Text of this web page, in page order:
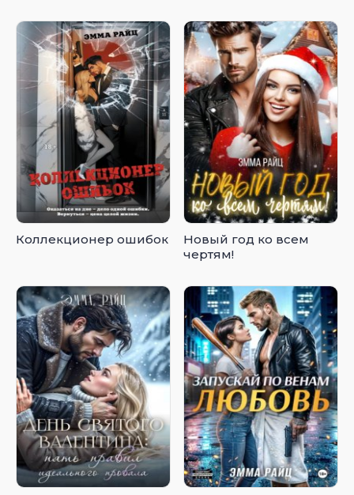
Коллекционер ошибок
Новый год ко всем
чертям!